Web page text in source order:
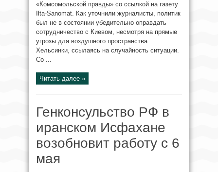
«Комсомольской правды» со ссылкой на газету
Ilta-Sanomat. Как уточнили журналисты, политик
был не в состоянии убедительно оправдать
сотрудничество с Киевом, несмотря на прямые
угрозы для воздушного пространства
Хельсинки, ссылаясь на случайность ситуации.
Со ...
Читать далее »
Генконсульство РФ в
иранском Исфахане
возобновит работу с 6
мая